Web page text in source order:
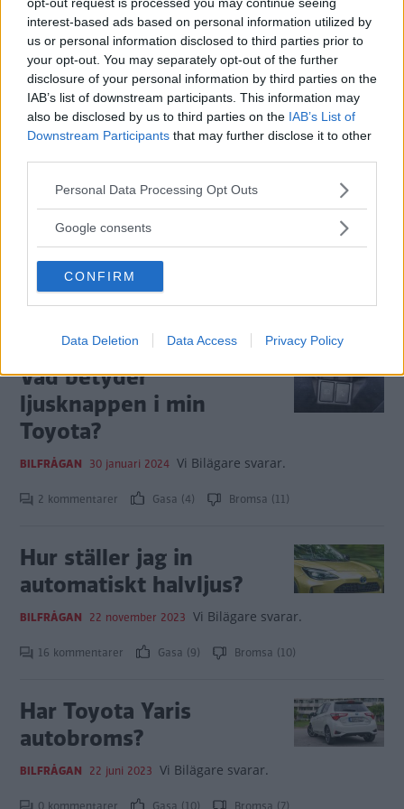
interest-based ads based on personal information utilized by
us or personal information disclosed to third parties prior to
your opt-out. You may separately opt-out of the further
disclosure of your personal information by third parties on the
IAB’s list of downstream participants. This information may
also be disclosed by us to third parties on the IAB’s List of
Downstream Participants that may further disclose it to other
Please note that this website/app uses one or more Google
not limited to your visit or usage behaviour. You may click to
use your data for below specified purposes in below Google
consent section.
Personal Data Processing Opt Outs
Google consents
CONFIRM
Data Deletion Data Access Privacy Policy
Provkörning: Toyota
Yaris (2024)
PROVKÖRNING 29 februari 2024 Antalet versioner fördubblas
när storsäljaren Toyota Yaris uppdateras. Toppmodellen får
14 extra hästkrafter som kostar mer än vad de smakar.
3 kommentarer Gasa (25) Bromsa (28)
Ska jag tanka bensin 95
eller 98?
BILFRÅGAN 13 februari 2024
Vad betyder
ljusknappen i min
Toyota?
BILFRÅGAN 30 januari 2024 Vi Bilägare svarar.
2 kommentarer Gasa (4) Bromsa (11)
Hur ställer jag in
automatiskt halvljus?
BILFRÅGAN 22 november 2023 Vi Bilägare svarar.
16 kommentarer Gasa (9) Bromsa (10)
Har Toyota Yaris
autobroms?
BILFRÅGAN 22 juni 2023 Vi Bilägare svarar.